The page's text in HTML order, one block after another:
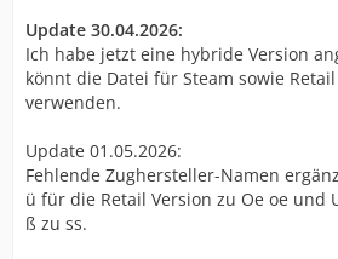
Update 30.04.2026:
Ich habe jetzt eine hybride Version
könnt die Datei für Steam sowie
verwenden.
Update 01.05.2026:
Fehlende Zughersteller-Namen
ü für die Retail Version zu Oe oe und
ß zu ss.